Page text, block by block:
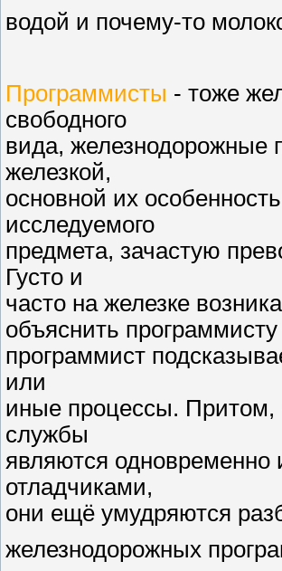
водой и почему-то
Программисты - тоже
свободного
вида, железнодорожные
железкой,
основной их
исследуемого
предмета, зачастую
Густо и
часто на железке
объяснить
программист
или
иные процессы. Притом,
службы
являются одновременно
отладчиками,
они ещё умудряются
железнодорожных